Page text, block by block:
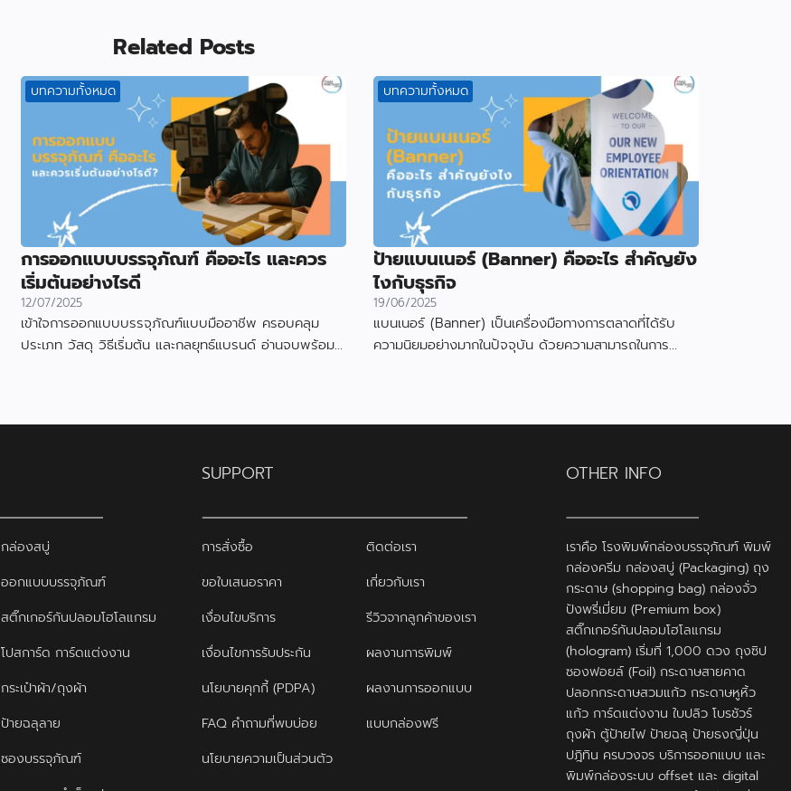
Related Posts
บทความทั้งหมด
การออกแบบบรรจุภัณฑ์ คืออะไร และควร
เริ่มต้นอย่างไรดี
12/07/2025
เข้าใจการออกแบบบรรจุภัณฑ์แบบมืออาชีพ ครอบคลุม
ประเภท วัสดุ วิธีเริ่มต้น และกลยุทธ์แบรนด์ อ่านจบพร้อม
บทความทั้งหมด
ป้ายแบนเนอร์ (Banner) คืออะไร สำคัญยัง
ไงกับธุรกิจ
19/06/2025
แบนเนอร์ (Banner) เป็นเครื่องมือทางการตลาดที่ได้รับ
ความนิยมอย่างมากในปัจจุบัน ด้วยความสามารถในการ
กล่องสบู่
ออกแบบบรรจุภัณฑ์
สติ๊กเกอร์กันปลอมโฮโลแกรม
โปสการ์ด การ์ดแต่งงาน
กระเป๋าผ้า/ถุงผ้า
ป้ายฉลุลาย
ซองบรรจุภัณฑ์
SUPPORT
การสั่งซื้อ
ติดต่อเรา
ขอใบเสนอราคา
เกี่ยวกับเรา
เงื่อนไขบริการ
รีวิวจากลูกค้าของเรา
เงื่อนไขการรับประกัน
ผลงานการพิมพ์
นโยบายคุกกี้ (PDPA)
ผลงานการออกแบบ
FAQ คำถามที่พบบ่อย
แบบกล่องฟรี
นโยบายความเป็นส่วนตัว
OTHER INFO
เราคือ โรงพิมพ์กล่องบรรจุภัณฑ์ พิมพ์
กล่องครีม กล่องสบู่ (Packaging) ถุง
กระดาษ (shopping bag) กล่องจั่ว
ปังพรี่เมี่ยม (Premium box)
สติ๊กเกอร์กันปลอมโฮโลแกรม
(hologram) เริ่มที่ 1,000 ดวง ถุงซิป
ซองฟอยล์ (Foil) กระดาษสายคาด
ปลอกกระดาษสวมแก้ว กระดาษหูหิ้ว
แก้ว การ์ดแต่งงาน ใบปลิว โบรชัวร์
ถุงผ้า ตู้ป้ายไฟ ป้ายฉลุ ป้ายธงญี่ปุ่น
ปฎิทิน ครบวงจร บริการออกแบบ และ
พิมพ์กล่องระบบ offset และ digital